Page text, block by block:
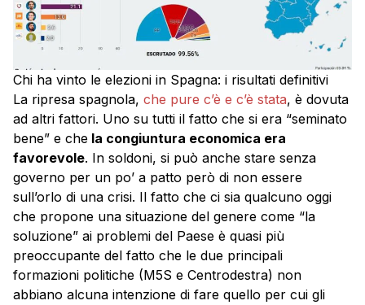
Chi ha vinto le elezioni in Spagna: i risultati definitivi
La ripresa spagnola, che pure c’è e c’è stata, è dovuta
ad altri fattori. Uno su tutti il fatto che si era “seminato
bene” e che la congiuntura economica era
favorevole. In soldoni, si può anche stare senza
governo per un po’ a patto però di non essere
sull’orlo di una crisi. Il fatto che ci sia qualcuno oggi
che propone una situazione del genere come “la
soluzione” ai problemi del Paese è quasi più
preoccupante del fatto che le due principali
formazioni politiche (M5S e Centrodestra) non
abbiano alcuna intenzione di fare quello per cui gli